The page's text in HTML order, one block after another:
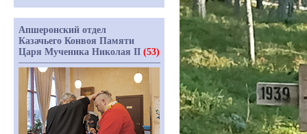
Апшеронский отдел
Казачьего Конвоя Памяти
Царя Мученика Николая II (53)